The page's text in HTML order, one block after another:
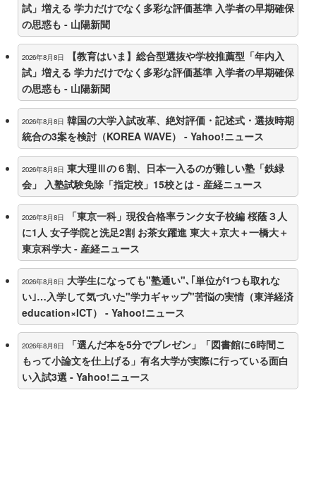
試」増える 学力だけでなく多彩な評価基準 入学者の早期確保
の思惑も - 山陽新聞
2026年8月8日
【教育はいま】総合型選抜や学校推薦型「年内入
試」増える 学力だけでなく多彩な評価基準 入学者の早期確保
の思惑も - 山陽新聞
2026年8月8日 韓国の大学入試改革、絶対評価・記述式・選抜時期
統合の3案を検討（KOREA WAVE） - Yahoo!ニュース
2026年8月8日 東大理Ⅲの６割、日本一入るのが難しい塾「鉄緑
会」 入塾試験免除「指定校」15校とは - 産経ニュース
2026年8月8日
「東京一科」現役合格率ランク女子校編 桜蔭３人
に1人 女子学院と洗足2割 お茶女躍進 東大＋京大＋一橋大＋
東京科学大 - 産経ニュース
2026年8月8日 大学生になっても"塾通い"､｢単位が1つも取れな
い｣…入学して気づいた"学力ギャップ"苦悩の実情（東洋経済
education×ICT） - Yahoo!ニュース
2026年8月8日
「選んだ本を5分でプレゼン」「図書館に6時間こ
もって小論文を仕上げる」有名大学が実際に行っている面白
い入試3選 - Yahoo!ニュース